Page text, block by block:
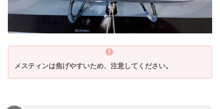
メスティンは焦げやすいため、注意してください。